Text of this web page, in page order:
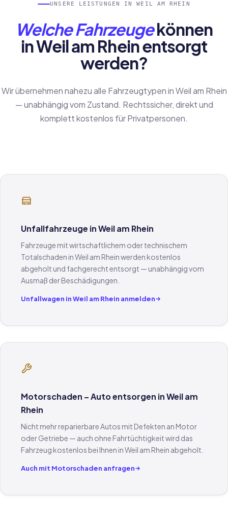
UNSERE LEISTUNGEN IN WEIL AM RHEIN
Welche Fahrzeugekönnen
in Weil am Rhein entsorgt
werden?
Wir übernehmen nahezu alle Fahrzeugtypen in Weil am Rhein
— unabhängig vom Zustand. Rechtssicher, direkt und
komplett kostenlos für Privatpersonen.
Unfallfahrzeuge in Weil am Rhein
Fahrzeuge mit wirtschaftlichem oder technischem
Totalschaden in Weil am Rhein werden kostenlos
abgeholt und fachgerecht entsorgt — unabhängig vom
Ausmaß der Beschädigungen.
Unfallwagen in Weil am Rhein anmelden
Motorschaden – Auto entsorgen in Weil am
Rhein
Nicht mehr reparierbare Autos mit Defekten an Motor
oder Getriebe — auch ohne Fahrtüchtigkeit wird das
Fahrzeug kostenlos bei Ihnen in Weil am Rhein abgeholt.
Auch mit Motorschaden anfragen